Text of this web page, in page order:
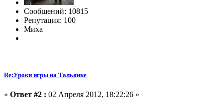
Сообщений: 10815
Репутация: 100
Миха
Re:Уроки игры на Тальянке
« Ответ #2 : 02 Апреля 2012, 18:22:26 »